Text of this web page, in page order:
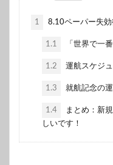
1 8.10ペーパー失
1.1 「世界で一
1.2 運航スケジ
1.3 就航記念の
1.4
まとめ：新
しいです！